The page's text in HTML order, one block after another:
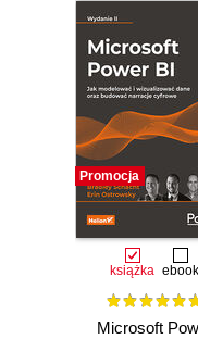
Promocja
książka ebook
Microsoft